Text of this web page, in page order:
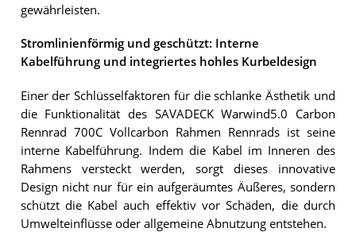
gewährleisten.
Stromlinienförmig und geschützt: Interne
Kabelführung und integriertes hohles Kurbeldesign
Einer der Schlüsselfaktoren für die schlanke Ästhetik und
die Funktionalität des SAVADECK Warwind5.0 Carbon
Rennrad 700C Vollcarbon Rahmen Rennrads ist seine
interne Kabelführung. Indem die Kabel im Inneren des
Rahmens versteckt werden, sorgt dieses innovative
Design nicht nur für ein aufgeräumtes Äußeres, sondern
schützt die Kabel auch effektiv vor Schäden, die durch
Umwelteinflüsse oder allgemeine Abnutzung entstehen.